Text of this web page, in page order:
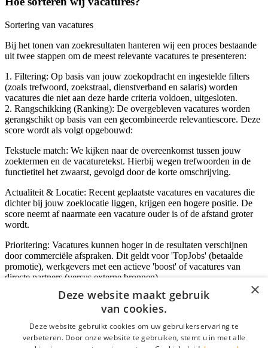
Sortering van vacatures
Bij het tonen van zoekresultaten hanteren wij een proces bestaande
uit twee stappen om de meest relevante vacatures te presenteren:
1. Filtering: Op basis van jouw zoekopdracht en ingestelde filters
(zoals trefwoord, zoekstraal, dienstverband en salaris) worden
vacatures die niet aan deze harde criteria voldoen, uitgesloten.
2. Rangschikking (Ranking): De overgebleven vacatures worden
gerangschikt op basis van een gecombineerde relevantiescore. Deze
score wordt als volgt opgebouwd:
Tekstuele match: We kijken naar de overeenkomst tussen jouw
zoektermen en de vacaturetekst. Hierbij wegen trefwoorden in de
functietitel het zwaarst, gevolgd door de korte omschrijving.
Actualiteit & Locatie: Recent geplaatste vacatures en vacatures die
dichter bij jouw zoeklocatie liggen, krijgen een hogere positie. De
score neemt af naarmate een vacature ouder is of de afstand groter
wordt.
Prioritering: Vacatures kunnen hoger in de resultaten verschijnen
door commerciële afspraken. Dit geldt voor 'TopJobs' (betaalde
promotie), werkgevers met een actieve 'boost' of vacatures van
directe partners (versus externe bronnen).
Inloggen als bedrijf
*
×
Deze website maakt gebruik
van cookies.
Deze website gebruikt cookies om uw gebruikerservaring te
verbeteren. Door onze website te gebruiken, stemt u in met alle